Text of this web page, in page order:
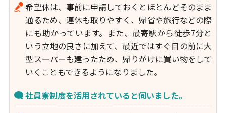
希望休は、事前に申請しておくとほとんどそのまま
通るため、連休も取りやすく、帰省や旅行などの際
にも助かっています。また、最寄駅から徒歩7分と
いう立地の良さに加えて、最近ではすぐ目の前に大
型スーパーも建ったため、帰りがけに買い物をして
いくこともできるようになりました。
社員寮制度を活用されていると伺いました。